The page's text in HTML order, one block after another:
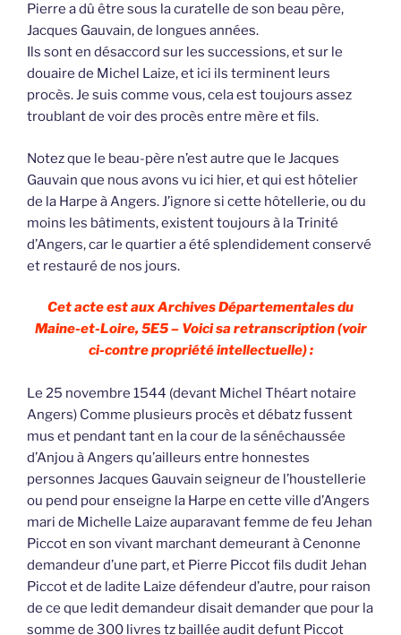
Pierre a dû être sous la curatelle de son beau père,
Jacques Gauvain, de longues années.
Ils sont en désaccord sur les successions, et sur le
douaire de Michel Laize, et ici ils terminent leurs
procès. Je suis comme vous, cela est toujours assez
troublant de voir des procès entre mère et fils.
Notez que le beau-père n’est autre que le Jacques
Gauvain que nous avons vu ici hier, et qui est hôtelier
de la Harpe à Angers. J’ignore si cette hôtellerie, ou du
moins les bâtiments, existent toujours à la Trinité
d’Angers, car le quartier a été splendidement conservé
et restauré de nos jours.
Cet acte est aux Archives Départementales du
Maine-et-Loire, 5E5 – Voici sa retranscription (voir
ci-contre propriété intellectuelle) :
Le 25 novembre 1544 (devant Michel Théart notaire
Angers) Comme plusieurs procès et débatz fussent
mus et pendant tant en la cour de la sénéchaussée
d’Anjou à Angers qu’ailleurs entre honnestes
personnes Jacques Gauvain seigneur de l’houstellerie
ou pend pour enseigne la Harpe en cette ville d’Angers
mari de Michelle Laize auparavant femme de feu Jehan
Piccot en son vivant marchant demeurant à Cenonne
demandeur d’une part, et Pierre Piccot fils dudit Jehan
Piccot et de ladite Laize défendeur d’autre, pour raison
de ce que ledit demandeur disait demander que pour la
somme de 300 livres tz baillée audit defunt Piccot